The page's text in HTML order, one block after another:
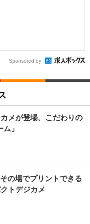
Sponsored by
メが登場、こだわりの
」
の場でプリントできる
トデジカメ